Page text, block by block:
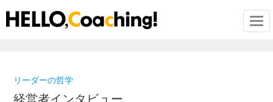
リーダーの哲学
経営者インタビュー